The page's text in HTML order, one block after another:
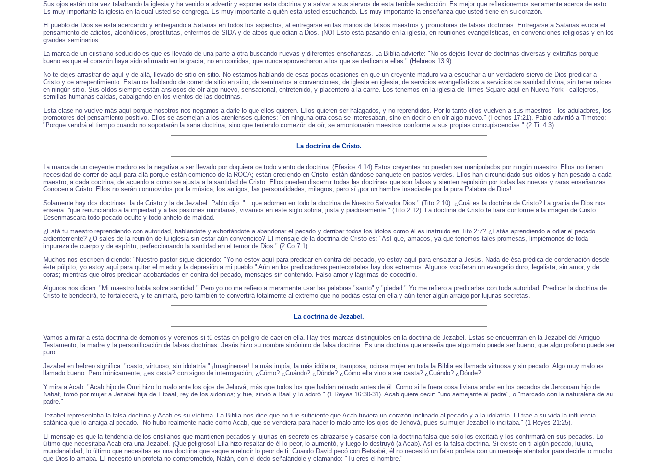
Sus ojos están otra vez taladrando la iglesia y ha venido a advertir y exponer esta doctrina y a salvar a sus siervos de esta terrible seducción. Es mejor que reflexionemos seriamente acerca de esto.
Es muy importante la iglesia en la cual usted se congrega. Es muy importante a quién esta usted escuchando. Es muy importante la enseñanza que usted tiene en su corazón.
El pueblo de Dios se está acercando y entregando a Satanás en todos los aspectos, al entregarse en las manos de falsos maestros y promotores de falsas doctrinas. Entregarse a Satanás evoca el
pensamiento de adictos, alcohólicos, prostitutas, enfermos de SIDA y de ateos que odian a Dios. ¡NO! Esto esta pasando en la iglesia, en reuniones evangelísticas, en convenciones religiosas y en los
grandes seminarios.
La marca de un cristiano seducido es que es llevado de una parte a otra buscando nuevas y diferentes enseñanzas. La Biblia advierte: "No os dejéis llevar de doctrinas diversas y extrañas porque
bueno es que el corazón haya sido afirmado en la gracia; no en comidas, que nunca aprovecharon a los que se dedican a ellas." (Hebreos 13:9).
No te dejes arrastrar de aquí y de allá, llevado de sitio en sitio. No estamos hablando de esas pocas ocasiones en que un creyente maduro va a escuchar a un verdadero siervo de Dios predicar a
Cristo y de arrepentimiento. Estamos hablando de correr de sitio en sitio, de seminarios a convenciones, de iglesia en iglesia, de servicios evangelísticos a servicios de sanidad divina, sin tener raíces
en ningún sitio. Sus oídos siempre están ansiosos de oír algo nuevo, sensacional, entretenido, y placentero a la carne. Los tenemos en la iglesia de Times Square aquí en Nueva York - callejeros,
semillas humanas caídas, cabalgando en los vientos de las doctrinas.
Esta clase no vuelve más aquí porque nosotros nos negamos a darle lo que ellos quieren. Ellos quieren ser halagados, y no reprendidos. Por lo tanto ellos vuelven a sus maestros - los aduladores, los
promotores del pensamiento positivo. Ellos se asemejan a los atenienses quienes: "en ninguna otra cosa se interesaban, sino en decir o en oír algo nuevo." (Hechos 17:21). Pablo advirtió a Timoteo:
"Porque vendrá el tiempo cuando no soportarán la sana doctrina; sino que teniendo comezón de oír, se amontonarán maestros conforme a sus propias concupiscencias." (2 Ti. 4:3)
La doctrina de Cristo.
La marca de un creyente maduro es la negativa a ser llevado por doquiera de todo viento de doctrina. (Efesios 4:14) Estos creyentes no pueden ser manipulados por ningún maestro. Ellos no tienen
necesidad de correr de aquí para allá porque están comiendo de la ROCA; están creciendo en Cristo; están dándose banquete en pastos verdes. Ellos han circuncidado sus oídos y han pesado a cada
maestro, a cada doctrina, de acuerdo a como se ajusta a la santidad de Cristo. Ellos pueden discernir todas las doctrinas que son falsas y sienten repulsión por todas las nuevas y raras enseñanzas.
Conocen a Cristo. Ellos no serán conmovidos por la música, los amigos, las personalidades, milagros, pero sí ¡por un hambre insaciable por la pura Palabra de Dios!
Solamente hay dos doctrinas: la de Cristo y la de Jezabel. Pablo dijo: "…que adornen en todo la doctrina de Nuestro Salvador Dios." (Tito 2:10). ¿Cuál es la doctrina de Cristo? La gracia de Dios nos
enseña: "que renunciando a la impiedad y a las pasiones mundanas, vivamos en este siglo sobria, justa y piadosamente." (Tito 2:12). La doctrina de Cristo te hará conforme a la imagen de Cristo.
Desenmascara todo pecado oculto y todo anhelo de maldad.
¿Está tu maestro reprendiendo con autoridad, hablándote y exhortándote a abandonar el pecado y derribar todos los ídolos como él es instruido en Tito 2:7? ¿Estás aprendiendo a odiar el pecado
ardientemente? ¿O sales de la reunión de tu iglesia sin estar aún convencido? El mensaje de la doctrina de Cristo es: "Así que, amados, ya que tenemos tales promesas, limpiémonos de toda
impureza de cuerpo y de espíritu, perfeccionando la santidad en el temor de Dios." (2 Co.7:1).
Muchos nos escriben diciendo: "Nuestro pastor sigue diciendo: "Yo no estoy aquí para predicar en contra del pecado, yo estoy aquí para ensalzar a Jesús. Nada de ésa prédica de condenación desde
éste púlpito, yo estoy aquí para quitar el miedo y la depresión a mi pueblo." Aún en los predicadores pentecostales hay dos extremos. Algunos vociferan un evangelio duro, legalista, sin amor, y de
obras; mientras que otros predican acobardados en contra del pecado, mensajes sin contenido. Falso amor y lágrimas de cocodrilo.
Algunos nos dicen: "Mi maestro habla sobre santidad." Pero yo no me refiero a meramente usar las palabras "santo" y "piedad." Yo me refiero a predicarlas con toda autoridad. Predicar la doctrina de
Cristo te bendecirá, te fortalecerá, y te animará, pero también te convertirá totalmente al extremo que no podrás estar en ella y aún tener algún arraigo por lujurias secretas.
La doctrina de Jezabel.
Vamos a mirar a esta doctrina de demonios y veremos si tú estás en peligro de caer en ella. Hay tres marcas distinguibles en la doctrina de Jezabel. Estas se encuentran en la Jezabel del Antiguo
Testamento, la madre y la personificación de falsas doctrinas. Jesús hizo su nombre sinónimo de falsa doctrina. Es una doctrina que enseña que algo malo puede ser bueno, que algo profano puede ser
puro.
Jezabel en hebreo significa: "casto, virtuoso, sin idolatría." ¡Imagínense! La más impía, la más idólatra, tramposa, odiosa mujer en toda la Biblia es llamada virtuosa y sin pecado. Algo muy malo es
llamado bueno. Pero irónicamente, ¿es casta? con signo de interrogación; ¿Cómo? ¿Cuándo? ¿Dónde? ¿Cómo ella vino a ser casta? ¿Cuándo? ¿Dónde?
Y mira a Acab: "Acab hijo de Omri hizo lo malo ante los ojos de Jehová, más que todos los que habían reinado antes de él. Como si le fuera cosa liviana andar en los pecados de Jeroboam hijo de
Nabat, tomó por mujer a Jezabel hija de Etbaal, rey de los sidonios; y fue, sirvió a Baal y lo adoró." (1 Reyes 16:30-31). Acab quiere decir: "uno semejante al padre", o "marcado con la naturaleza de su
padre."
Jezabel representaba la falsa doctrina y Acab es su víctima. La Biblia nos dice que no fue suficiente que Acab tuviera un corazón inclinado al pecado y a la idolatría. El trae a su vida la influencia
satánica que lo arraiga al pecado. "No hubo realmente nadie como Acab, que se vendiera para hacer lo malo ante los ojos de Jehová, pues su mujer Jezabel lo incitaba." (1 Reyes 21:25).
El mensaje es que la tendencia de los cristianos que mantienen pecados y lujurias en secreto es abrazarse y casarse con la doctrina falsa que solo los excitará y los confirmará en sus pecados. Lo
último que necesitaba Acab era una Jezabel. ¡Que peligroso! Ella hizo resaltar de él lo peor, lo aumentó, y luego lo destruyó (a Acab). Así es la falsa doctrina. Si existe en ti algún pecado, lujuria,
mundanalidad, lo último que necesitas es una doctrina que saque a relucir lo peor de ti. Cuando David pecó con Betsabé, él no necesitó un falso profeta con un mensaje alentador para decirle lo mucho
que Dios lo amaba. El necesitó un profeta no comprometido, Natán, con el dedo señalándole y clamando: "Tu eres el hombre."